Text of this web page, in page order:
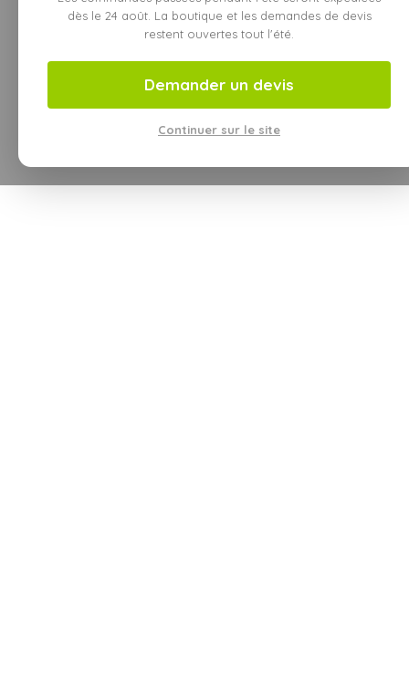
dès le 24 août. La boutique et les demandes de devis
restent ouvertes tout l'été.
Demander un devis
Continuer sur le site